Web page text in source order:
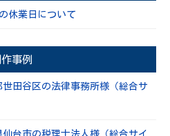
休業日について
事例
世田谷区の法律事務所様（総合サ